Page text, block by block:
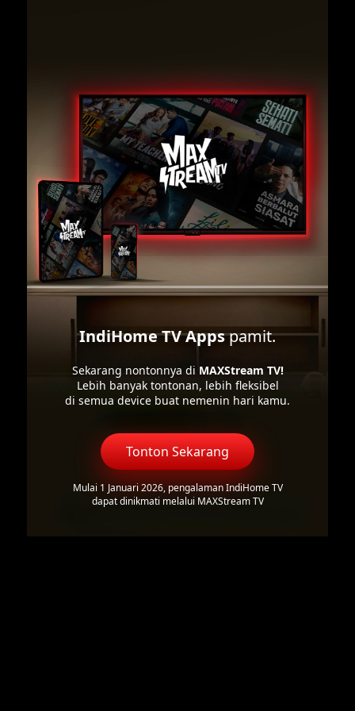
IndiHome TV Appspamit.
Sekarang nontonnya di MAXStream TV!
Lebih banyak tontonan, lebih fleksibel
di semua device buat nemenin hari kamu.
Tonton Sekarang
Mulai 1 Januari 2026, pengalaman IndiHome TV
dapat dinikmati melalui MAXStream TV